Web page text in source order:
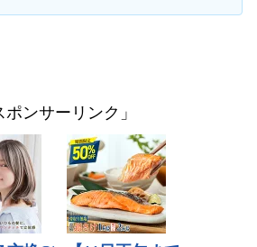
ポンサーリンク」